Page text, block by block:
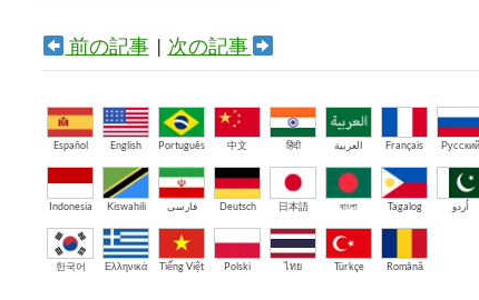
前の記事| 次の記事
Español English Português 中文 हिंदी العربية Français Русский
Indonesia Kiswahili فارسی Deutsch 日本語 বাংলা Tagalog اُردو
한국어 Ελληνικά Tiếng Việt Polski ไทย Türkçe Română